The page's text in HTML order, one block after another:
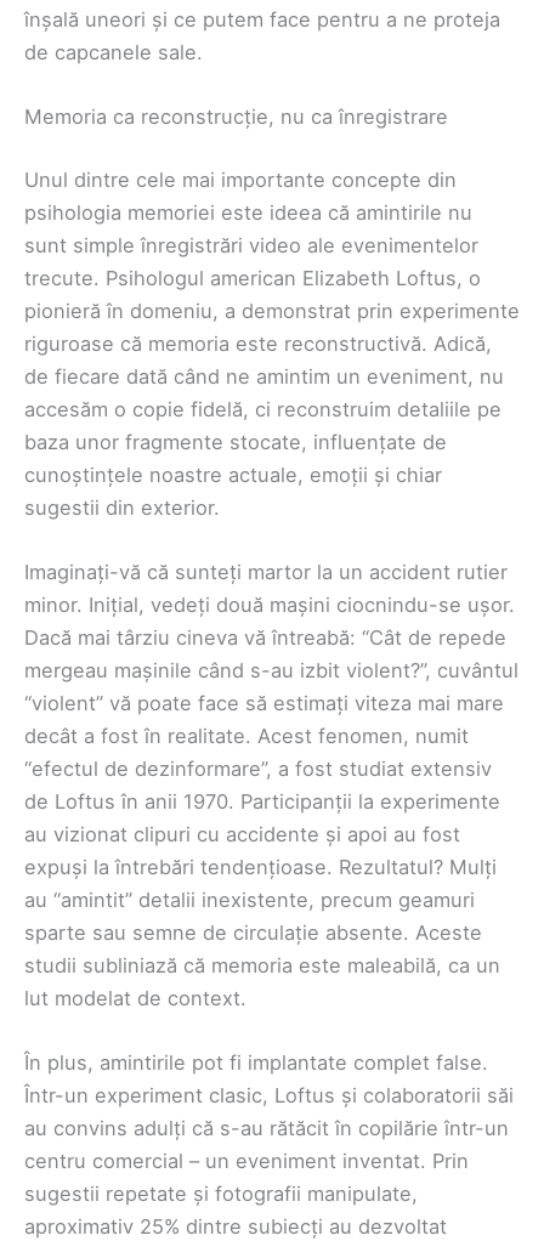
înșală uneori și ce putem face pentru a ne proteja
de capcanele sale.
Memoria ca reconstrucție, nu ca înregistrare
Unul dintre cele mai importante concepte din
psihologia memoriei este ideea că amintirile nu
sunt simple înregistrări video ale evenimentelor
trecute. Psihologul american Elizabeth Loftus, o
pionieră în domeniu, a demonstrat prin experimente
riguroase că memoria este reconstructivă. Adică,
de fiecare dată când ne amintim un eveniment, nu
accesăm o copie fidelă, ci reconstruim detaliile pe
baza unor fragmente stocate, influențate de
cunoștințele noastre actuale, emoții și chiar
sugestii din exterior.
Imaginați-vă că sunteți martor la un accident rutier
minor. Inițial, vedeți două mașini ciocnindu-se ușor.
Dacă mai târziu cineva vă întreabă: “Cât de repede
mergeau mașinile când s-au izbit violent?”, cuvântul
“violent” vă poate face să estimați viteza mai mare
decât a fost în realitate. Acest fenomen, numit
“efectul de dezinformare”, a fost studiat extensiv
de Loftus în anii 1970. Participanții la experimente
au vizionat clipuri cu accidente și apoi au fost
expuși la întrebări tendențioase. Rezultatul? Mulți
au “amintit” detalii inexistente, precum geamuri
sparte sau semne de circulație absente. Aceste
studii subliniază că memoria este maleabilă, ca un
lut modelat de context.
În plus, amintirile pot fi implantate complet false.
Într-un experiment clasic, Loftus și colaboratorii săi
au convins adulți că s-au rătăcit în copilărie într-un
centru comercial – un eveniment inventat. Prin
sugestii repetate și fotografii manipulate,
aproximativ 25% dintre subiecți au dezvoltat